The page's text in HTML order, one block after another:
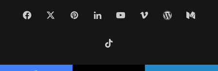
Facebook PinterestLinkedInYouTubeVimeo WordPress